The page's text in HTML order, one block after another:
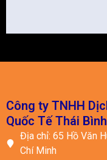
Công ty TNHH
Quốc Tế Thái
Địa chỉ: 65 Hồ Văn
Chí Minh